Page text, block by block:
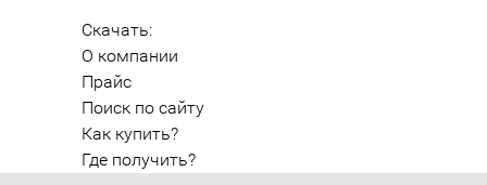
Скачать:
О компании
Прайс
Поиск по сайту
Как купить?
Где получить?